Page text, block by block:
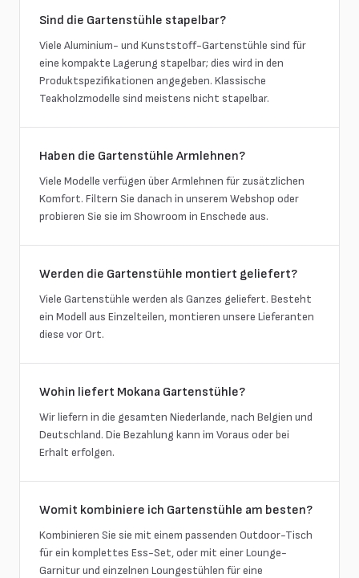
Sind die Gartenstühle stapelbar?
Viele Aluminium- und Kunststoff-Gartenstühle sind für
eine kompakte Lagerung stapelbar; dies wird in den
Produktspezifikationen angegeben. Klassische
Teakholzmodelle sind meistens nicht stapelbar.
Haben die Gartenstühle Armlehnen?
Viele Modelle verfügen über Armlehnen für zusätzlichen
Komfort. Filtern Sie danach in unserem Webshop oder
probieren Sie sie im Showroom in Enschede aus.
Werden die Gartenstühle montiert geliefert?
Viele Gartenstühle werden als Ganzes geliefert. Besteht
ein Modell aus Einzelteilen, montieren unsere Lieferanten
diese vor Ort.
Wohin liefert Mokana Gartenstühle?
Wir liefern in die gesamten Niederlande, nach Belgien und
Deutschland. Die Bezahlung kann im Voraus oder bei
Erhalt erfolgen.
Womit kombiniere ich Gartenstühle am besten?
Kombinieren Sie sie mit einem passenden Outdoor-Tisch
für ein komplettes Ess-Set, oder mit einer Lounge-
Garnitur und einzelnen Loungestühlen für eine